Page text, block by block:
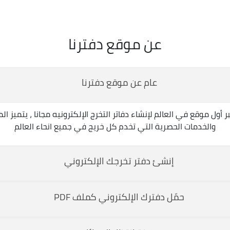
عن موقع دفترنا
عام عن موقع دفترنا
دفترنا.نت في عام 2017 ويعتبر أول موقع في العالم لإنشاء دفاتر التخرج الإلكترونيه
والخدمات الحصرية التي تخدم كل خريج في جميع انحاء العالم
إنشئ دفتر تخرجك الإلكتروني
بكل سهولة عبر الفيبسوك او جوجل او حتى عبر البريد
حمّل دفترك الإلكتروني كملف PDF